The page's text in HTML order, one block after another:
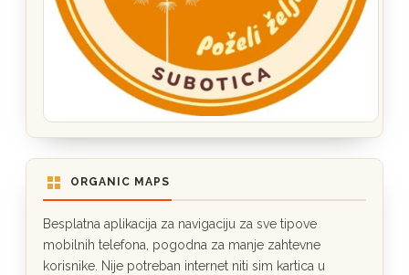
ORGANIC MAPS
Besplatna aplikacija za navigaciju za sve tipove
mobilnih telefona, pogodna za manje zahtevne
korisnike. Nije potreban internet niti sim kartica u